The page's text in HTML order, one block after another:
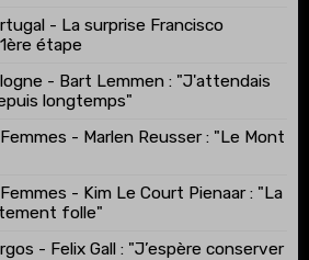
- La surprise Francisco
étape
- Bart Lemmen : "J'attendais
longtemps"
- Marlen Reusser : "Le Mont
- Kim Le Court Pienaar : "La
folle"
- Felix Gall : "J’espère conserver